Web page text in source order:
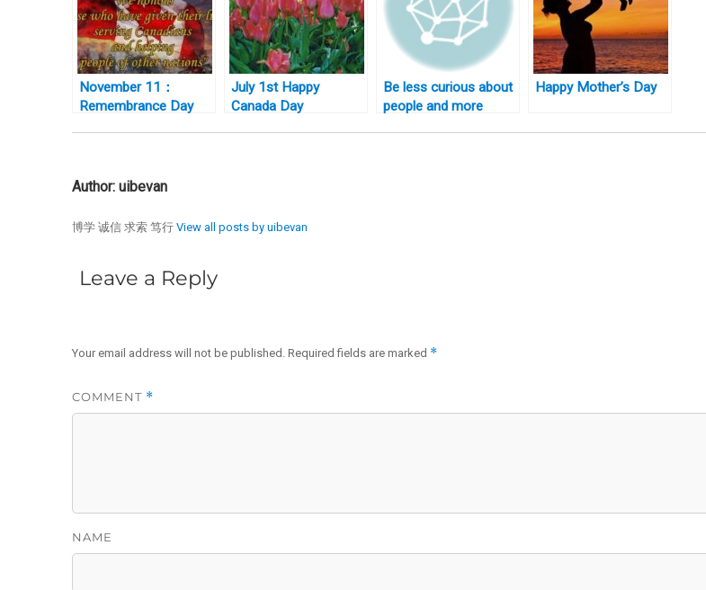
November 11：
Remembrance Day
July 1st Happy
Canada Day
Be less curious about
people and more
Happy Mother’s Day
Author: uibevan
博学 诚信 求索 笃行View all posts by uibevan
Leave a Reply
Your email address will not be published. Required fields are marked *
COMMENT *
NAME